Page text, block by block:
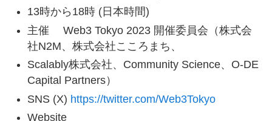
13時から18時 (日本時間)
主催 Web3 Tokyo 2023 開催委員会（株式会
社N2M、株式会社こころまち、
Scalably株式会社、Community Science、O-DE
Capital Partners）
SNS (X) https://twitter.com/Web3Tokyo
Website